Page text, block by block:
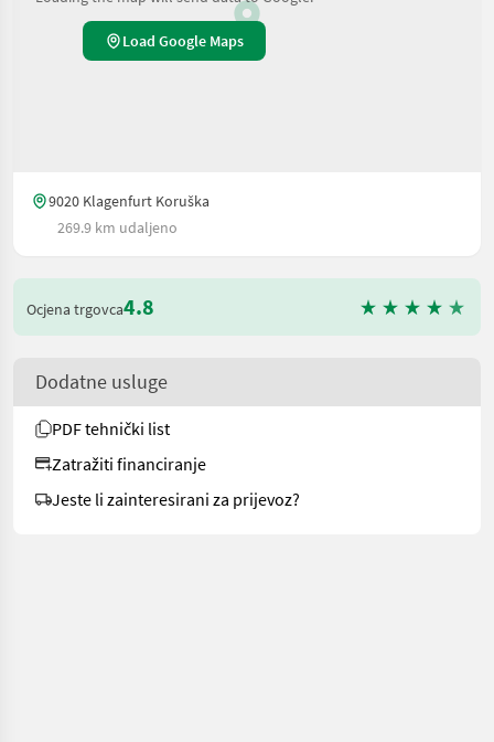
Load Google Maps
9020 Klagenfurt Koruška
269.9 km udaljeno
Ocjena trgovca4.8
Dodatne usluge
PDF tehnički list
Zatražiti financiranje
Jeste li zainteresirani za prijevoz?